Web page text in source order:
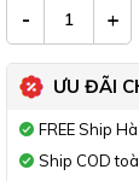
- +
ƯU ĐÃI
FREE Ship
Ship COD